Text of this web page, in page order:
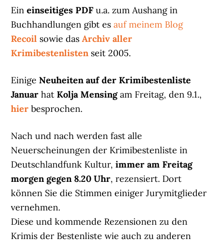
Eineinseitiges PDFu.a. zum Aushang in
Buchhandlungen gibt esauf meinem Blog
Recoil sowie dasArchiv aller
Krimibestenlistenseit 2005.
EinigeNeuheiten auf der Krimibestenliste
JanuarhatKolja Mensingam Freitag, den 9.1.,
hier besprochen.
Nach und nach werden fast alle
Neuerscheinungen der Krimibestenliste in
Deutschlandfunk Kultur,immer am Freitag
morgen gegen 8.20 Uhr, rezensiert. Dort
können Sie die Stimmen einiger Jurymitglieder
vernehmen.
Diese und kommende Rezensionen zu den
Krimis der Bestenliste wie auch zu anderen